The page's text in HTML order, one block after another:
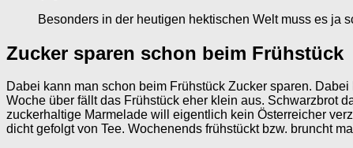
Besonders in der heutigen hektischen Welt muss es ja
Zucker sparen schon beim Frühstück
Dabei kann man schon beim Frühstück Zucker sparen.
Woche über fällt das Frühstück eher klein aus. Schwarzbrot
zuckerhaltige Marmelade will eigentlich kein Österreicher
dicht gefolgt von Tee. Wochenends frühstückt bzw. bruncht